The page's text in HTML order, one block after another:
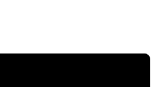
(adresse complète sera